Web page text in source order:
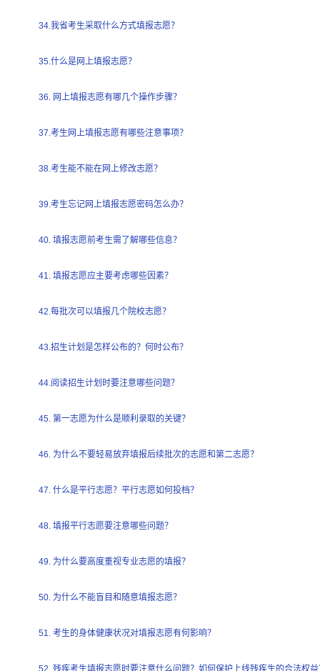
34.我省考生采取什么方式填报志愿？
35.什么是网上填报志愿？
36. 网上填报志愿有哪几个操作步骤？
37.考生网上填报志愿有哪些注意事项？
38.考生能不能在网上修改志愿？
39.考生忘记网上填报志愿密码怎么办？
40. 填报志愿前考生需了解哪些信息？
41. 填报志愿应主要考虑哪些因素？
42.每批次可以填报几个院校志愿？
43.招生计划是怎样公布的？何时公布？
44.阅读招生计划时要注意哪些问题？
45. 第一志愿为什么是顺利录取的关键？
46. 为什么不要轻易放弃填报后续批次的志愿和第二志愿？
47. 什么是平行志愿？平行志愿如何投档？
48. 填报平行志愿要注意哪些问题？
49. 为什么要高度重视专业志愿的填报？
50. 为什么不能盲目和随意填报志愿？
51. 考生的身体健康状况对填报志愿有何影响？
52. 残疾考生填报志愿时要注意什么问题？如何保护上线残疾生的合法权